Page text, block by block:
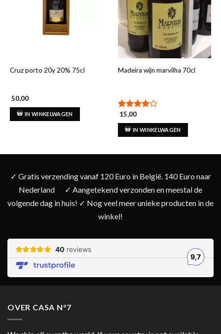
Cruz porto 20y 20% 75cl
50,00
IN WINKELWAGEN
Madeira wijn marvilha 70cl
Gewaardeerd
4.00uit
15,00
IN WINKELWAGEN
✓ Gratis verzending vanaf 120 Euro in België. 140 Euro naar
Nederland
✓ Aangetekend verzonden en meestal de
volgende dag in huis! ✓ Nog veel meer unieke producten in de
winkel!
OVER CASA N°7